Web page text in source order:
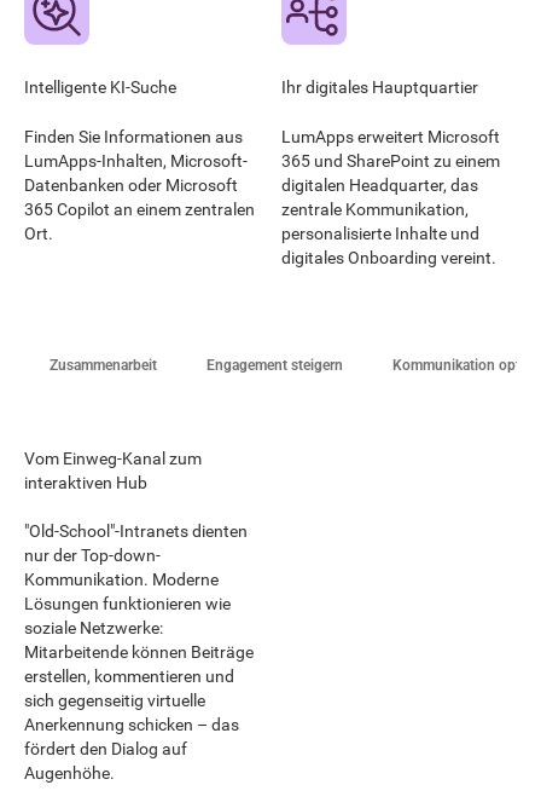
Intelligente KI-Suche
Finden Sie Informationen aus
LumApps-Inhalten, Microsoft-
Datenbanken oder Microsoft
365 Copilot an einem zentralen
Ort.
Ihr digitales Hauptquartier
LumApps erweitert Microsoft
365 und SharePoint zu einem
digitalen Headquarter, das
zentrale Kommunikation,
personalisierte Inhalte und
digitales Onboarding vereint.
Zusammenarbeit Engagement steigern Kommunikation
Vom Einweg-Kanal zum
interaktiven Hub
"Old-School"-Intranets dienten
nur der Top-down-
Kommunikation. Moderne
Lösungen funktionieren wie
soziale Netzwerke:
Mitarbeitende können Beiträge
erstellen, kommentieren und
sich gegenseitig virtuelle
Anerkennung schicken – das
fördert den Dialog auf
Augenhöhe.